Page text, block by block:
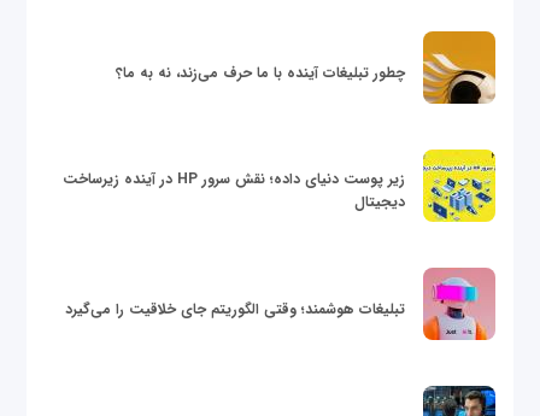
چطور تبلیغات آینده با ما حرف می‌زند، نه به ما؟
زیر پوست دنیای داده؛ نقش سرور HP در آینده زیرساخت
دیجیتال
تبلیغات هوشمند؛ وقتی الگوریتم جای خلاقیت را می‌گیرد